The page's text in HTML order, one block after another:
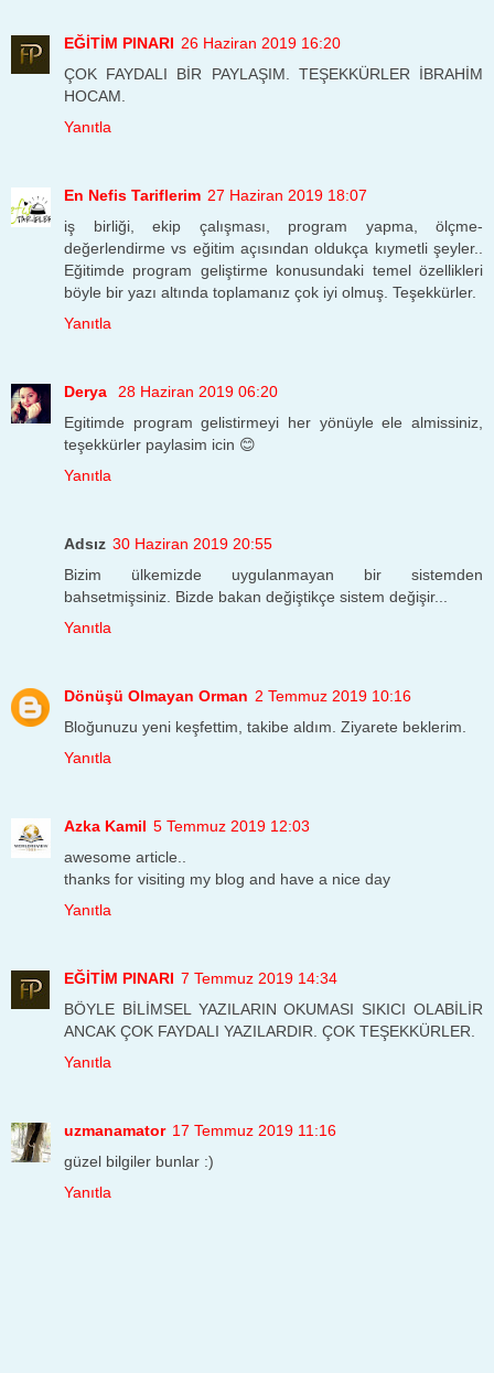
EĞİTİM PINARI 26 Haziran 2019 16:20
ÇOK FAYDALI BİR PAYLAŞIM. TEŞEKKÜRLER İBRAHİM
HOCAM.
Yanıtla
En Nefis Tariflerim 27 Haziran 2019 18:07
iş birliği, ekip çalışması, program yapma, ölçme-
değerlendirme vs eğitim açısından oldukça kıymetli şeyler..
Eğitimde program geliştirme konusundaki temel özellikleri
böyle bir yazı altında toplamanız çok iyi olmuş. Teşekkürler.
Yanıtla
Derya
28 Haziran 2019 06:20
Egitimde program gelistirmeyi her yönüyle ele almissiniz,
teşekkürler paylasim icin 😊
Yanıtla
Adsız 30 Haziran 2019 20:55
Bizim ülkemizde uygulanmayan bir sistemden
bahsetmişsiniz. Bizde bakan değiştikçe sistem değişir...
Yanıtla
Dönüşü Olmayan Orman 2 Temmuz 2019 10:16
Bloğunuzu yeni keşfettim, takibe aldım. Ziyarete beklerim.
Yanıtla
Azka Kamil 5 Temmuz 2019 12:03
awesome article..
thanks for visiting my blog and have a nice day
Yanıtla
EĞİTİM PINARI 7 Temmuz 2019 14:34
BÖYLE BİLİMSEL YAZILARIN OKUMASI SIKICI OLABİLİR
ANCAK ÇOK FAYDALI YAZILARDIR. ÇOK TEŞEKKÜRLER.
Yanıtla
uzmanamator 17 Temmuz 2019 11:16
güzel bilgiler bunlar :)
Yanıtla